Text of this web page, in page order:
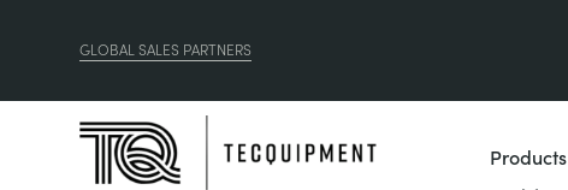
GLOBAL SALES PARTNERS
Products